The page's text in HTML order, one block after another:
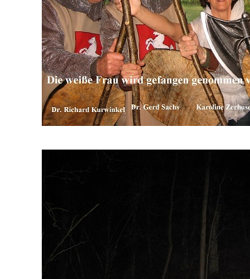
Glückauf – eine
unvergessene Liebe
Amerika und das große
Glück
Im Westen geht die
Sonne auf